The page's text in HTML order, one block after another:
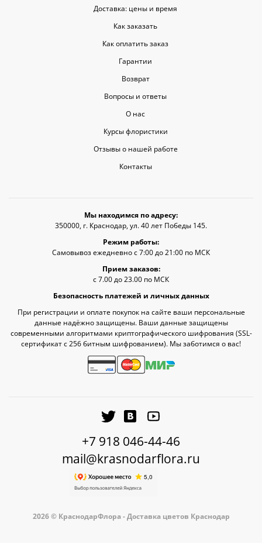
Доставка: цены и время
Как заказать
Как оплатить заказ
Гарантии
Возврат
Вопросы и ответы
О нас
Курсы флористики
Отзывы о нашей работе
Контакты
Мы находимся по адресу:
350000, г. Краснодар, ул. 40 лет Победы 145.
Режим работы:
Самовывоз ежедневно с 7:00 до 21:00 по МСК
Прием заказов:
с 7.00 до 23.00 по МСК
Безопасность платежей и личных данных
При регистрации и оплате покупок на сайте ваши персональные
данные надёжно защищены. Ваши данные защищены
современными алгоритмами криптографического шифрования (SSL-
сертификат c 256 битным шифрованием). Мы заботимся о вас!
+7 918 046-44-46
mail@krasnodarflora.ru
2026 © КраснодарФлора - Доставка цветов Краснодар